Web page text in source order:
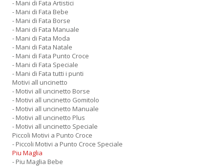
- Mani di Fata Artistici
- Mani di Fata Bebe
- Mani di Fata Borse
- Mani di Fata Manuale
- Mani di Fata Moda
- Mani di Fata Natale
- Mani di Fata Punto Croce
- Mani di Fata Speciale
- Mani di Fata tutti i punti
Motivi all uncinetto
- Motivi all uncinetto Borse
- Motivi all uncinetto Gomitolo
- Motivi all uncinetto Manuale
- Motivi all uncinetto Plus
- Motivi all uncinetto Speciale
Piccoli Motivi a Punto Croce
- Piccoli Motivi a Punto Croce Speciale
Piu Maglia
- Piu Maglia Bebe